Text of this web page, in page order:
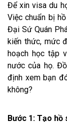
Để xin visa du
Việc chuẩn bị
Đại Sứ Quán
kiến thức, mức
hoạch học tập
nước của họ.
định xem bạn
không?
Bước 1: Tạo